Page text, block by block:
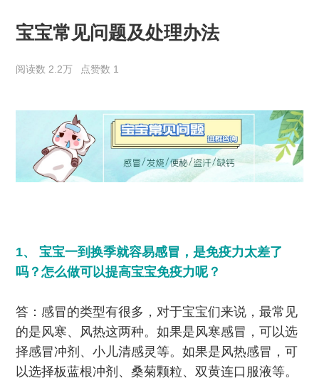
宝宝常见问题及处理办法
阅读数 2.2万 点赞数 1
1、 宝宝一到换季就容易感冒，是免疫力太差了
吗？怎么做可以提高宝宝免疫力呢？
答：感冒的类型有很多，对于宝宝们来说，最常见
的是风寒、风热这两种。如果是风寒感冒，可以选
择感冒冲剂、小儿清感灵等。如果是风热感冒，可
以选择板蓝根冲剂、桑菊颗粒、双黄连口服液等。